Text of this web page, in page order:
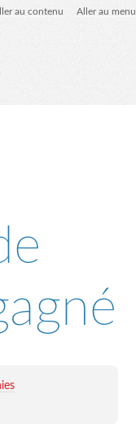
au contenu Aller au menu